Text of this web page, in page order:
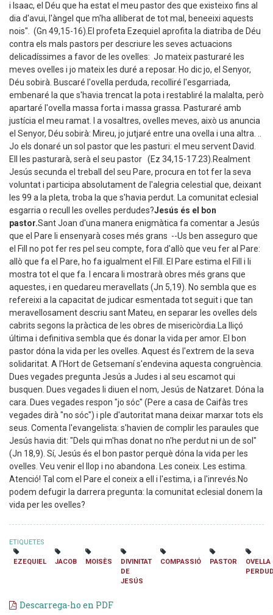
i Isaac, el Déu que ha estat el meu pastor des que existeixo fins al
dia d'avui, l'àngel que m'ha alliberat de tot mal, beneeixi aquests
nois". (Gn 49,15-16).El profeta Ezequiel aprofita la diatriba de Déu
contra els mals pastors per descriure les seves actuacions
delicadíssimes a favor de les ovelles: Jo mateix pasturaré les
meves ovelles i jo mateix les duré a reposar. Ho dic jo, el Senyor,
Déu sobirà. Buscaré l'ovella perduda, recolliré l'esgarriada,
embenaré la que s'havia trencat la pota i restabliré la malalta, però
apartaré l'ovella massa forta i massa grassa. Pasturaré amb
justícia el meu ramat. I a vosaltres, ovelles meves, això us anuncia
el Senyor, Déu sobirà: Mireu, jo jutjaré entre una ovella i una altra. ..
Jo els donaré un sol pastor que les pasturi: el meu servent David.
Ell les pasturarà, serà el seu pastor (Ez 34,15-17.23).Realment
Jesús secunda el treball del seu Pare, procura en tot fer la seva
voluntat i participa absolutament de l'alegria celestial que, deixant
les 99 a la pleta, troba la que s'havia perdut. La comunitat eclesial
esgarria o recull les ovelles perdudes?Jesús és el bon
pastor.Sant Joan d'una manera enigmàtica fa comentar a Jesús
que el Pare li ensenyarà coses més grans --Us ben asseguro que
el Fill no pot fer res pel seu compte, fora d'allò que veu fer al Pare:
allò que fa el Pare, ho fa igualment el Fill. El Pare estima el Fill i li
mostra tot el que fa. I encara li mostrarà obres més grans que
aquestes, i en quedareu meravellats (Jn 5,19). No sembla que es
refereixi a la capacitat de judicar esmentada tot seguit i que tan
meravellosament descriu sant Mateu, en separar les ovelles dels
cabrits segons la pràctica de les obres de misericòrdia.La lliçó
última i definitiva sembla que és donar la vida per amor. El bon
pastor dóna la vida per les ovelles. Aquest és l'extrem de la seva
solidaritat. A l'Hort de Getsemaní s'endevina aquesta congruència.
Dues vegades pregunta Jesús a Judes i al seu escamot qui
busquen. Dues vegades li diuen el nom, Jesús de Natzaret. Dóna la
cara. Dues vegades respon "jo sóc" (Pere a casa de Caifàs tres
vegades dirà "no sóc") i ple d'autoritat mana deixar marxar tots els
seus. Comenta l'evangelista: s'havien de complir les paraules que
Jesús havia dit: "Dels qui m'has donat no n'he perdut ni un de sol"
(Jn 18,9). Sí, Jesús és el bon pastor perquè dóna la vida per les
ovelles. Veu venir el llop i no abandona. Les coneix. Les estima.
Atenció! Tal com el Pare el coneix a ell i l'estima, i a l'inrevés.No
podem defugir la darrera pregunta: la comunitat eclesial donem la
vida per les ovelles?
ETIQUETES
EZEQUIEL JACOB MOISÈS
DIVINITAT
DE
JESÚS
COMPASSIÓ PASTOR
OVELLA
Descarrega-ho en PDF